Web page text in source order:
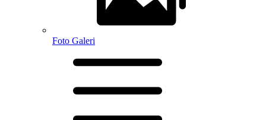
Foto Galeri